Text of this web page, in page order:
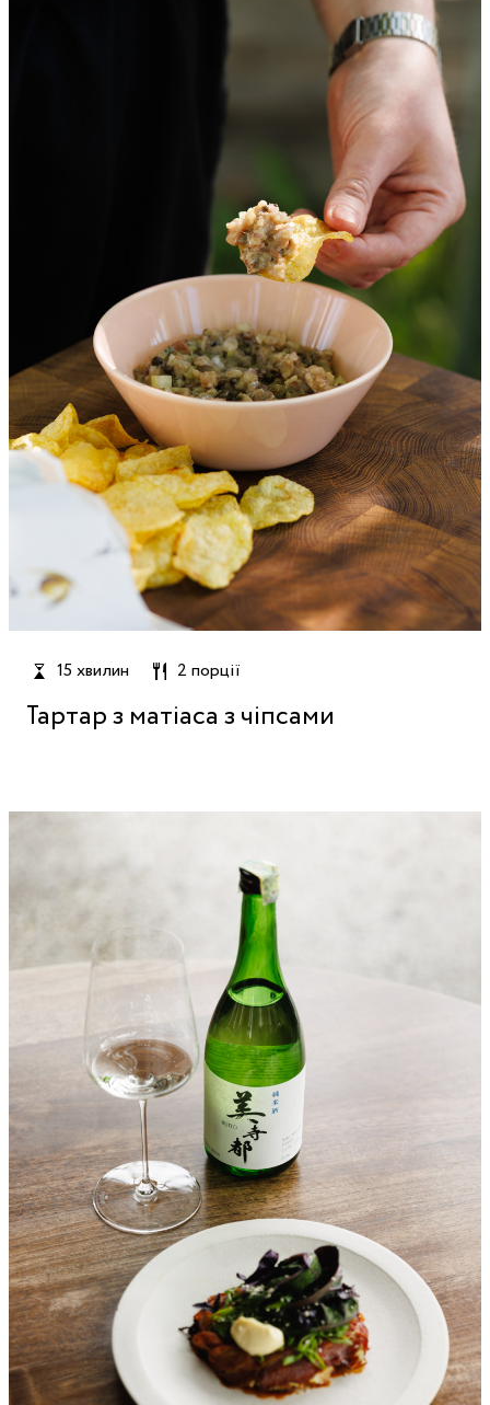
15 хвилин 2 порції
Тартар з матіаса з чіпсами